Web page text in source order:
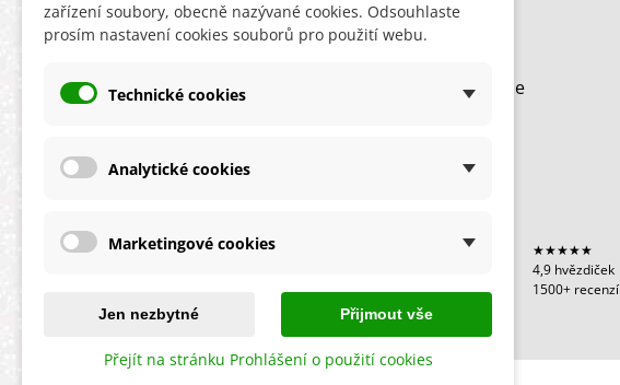
Obchodní podmínky
Ochrana osobních údajů
Slevy
Nyní doporučujeme
★★★★★
★★★★★
4,9 hvězdiček
1500+ recenzí
zařízení soubory, obecně nazývané cookies. Odsouhlaste
prosím nastavení cookies souborů pro použití webu.
Technické cookies
Analytické cookies
Marketingové cookies
Jen nezbytné Přijmout vše
Přejít na stránku Prohlášení o použití cookies